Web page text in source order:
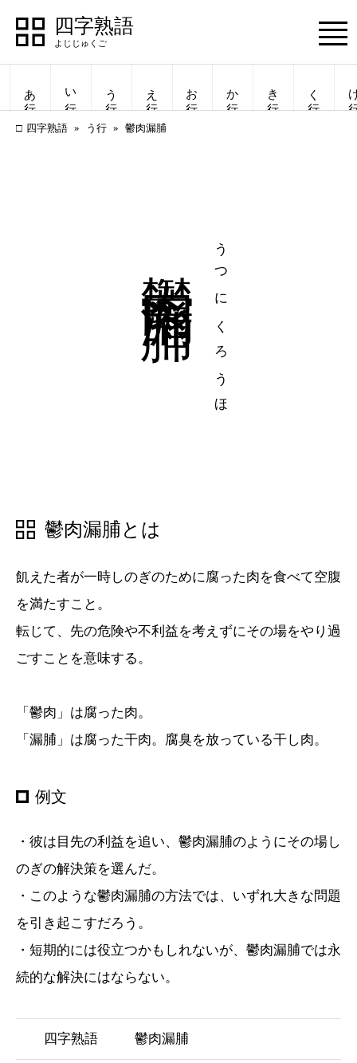
四字熟語
四字熟語
一覧表示
Menu
あ行 い行 う行 え行 お行 か行 き行 く行
四字熟語 う行 鬱肉漏脯
うつにくろうほ
鬱肉漏脯とは
飢えた者が一時しのぎのために腐った肉を食べて空腹
を満たすこと。
転じて、先の危険や不利益を考えずにその場をやり過
ごすことを意味する。
「鬱肉」は腐った肉。
「漏脯」は腐った干肉。腐臭を放っている干し肉。
例文
・彼は目先の利益を追い、鬱肉漏脯のようにその場し
のぎの解決策を選んだ。
・このような鬱肉漏脯の方法では、いずれ大きな問題
を引き起こすだろう。
・短期的には役立つかもしれないが、鬱肉漏脯では永
続的な解決にはならない。
四字熟語 鬱肉漏脯
四字熟語
一覧表示